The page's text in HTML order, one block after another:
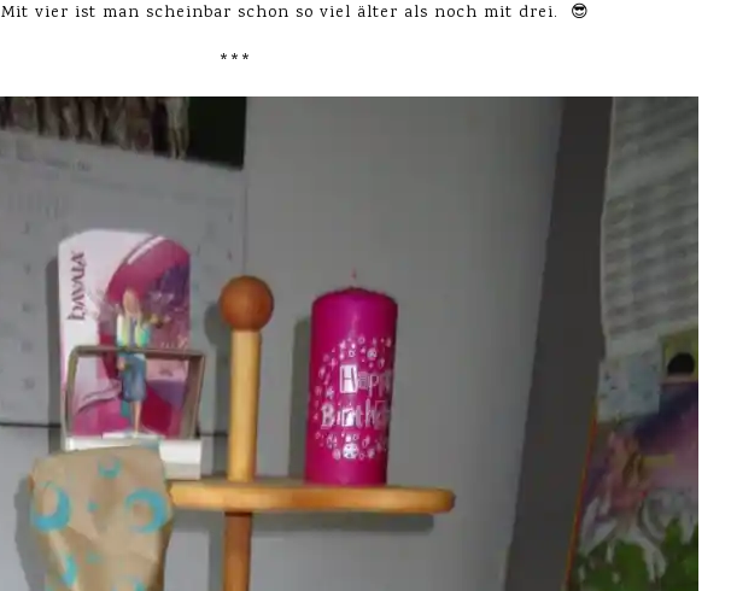
Mit vier ist man scheinbar schon so viel älter als noch mit drei. 😎
***